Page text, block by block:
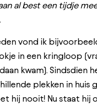
al best een tijdje
vond ik
in een kringloop
kwam). Sindsdien
plekken in huis
hij nooit! Nu staat hij